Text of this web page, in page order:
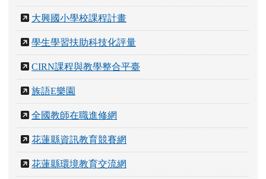
大興國小學校課程計畫
學生學習扶助科技化評量
CIRN課程與教學整合平臺
族語E樂園
全國教師在職進修網
花蓮縣資訊教育競賽網
花蓮縣環境教育交流網